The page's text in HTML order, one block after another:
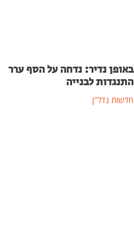
באופן נדיר: נדחה על הסף ערר
התנגדות לבנייה
חדשות נדל"ן